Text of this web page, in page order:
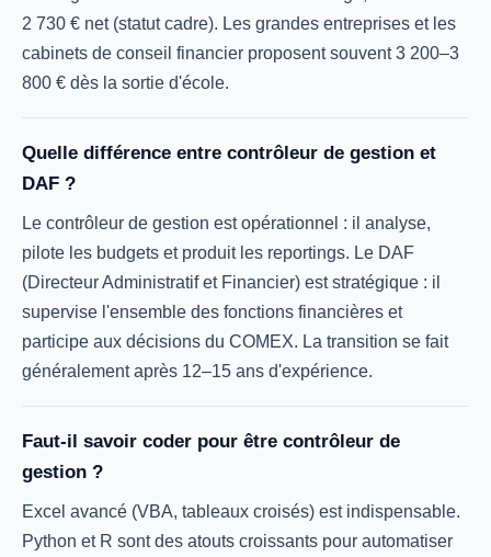
2 730 € net (statut cadre). Les grandes entreprises et les
cabinets de conseil financier proposent souvent 3 200–3
800 € dès la sortie d'école.
Quelle différence entre contrôleur de gestion et
DAF ?
Le contrôleur de gestion est opérationnel : il analyse,
pilote les budgets et produit les reportings. Le DAF
(Directeur Administratif et Financier) est stratégique : il
supervise l'ensemble des fonctions financières et
participe aux décisions du COMEX. La transition se fait
généralement après 12–15 ans d'expérience.
Faut-il savoir coder pour être contrôleur de
gestion ?
Excel avancé (VBA, tableaux croisés) est indispensable.
Python et R sont des atouts croissants pour automatiser